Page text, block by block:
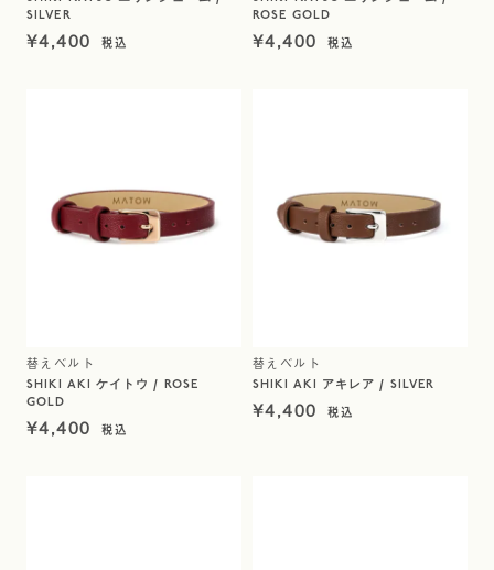
SILVER
¥4,400
ROSE GOLD
¥4,400
替えベルト
SHIKI AKI ケイトウ / ROSE
GOLD
¥4,400
替えベルト
SHIKI AKI アキレア / SILVER
¥4,400